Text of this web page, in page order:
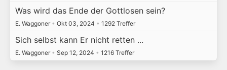
Was wird das Ende der Gottlosen sein?
E. Waggoner • Okt 03, 2024 • 1292 Treffer
Sich selbst kann Er nicht retten ...
E. Waggoner • Sep 12, 2024 • 1216 Treffer